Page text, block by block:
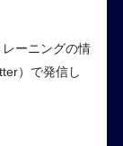
ーニングの情
）で発信し